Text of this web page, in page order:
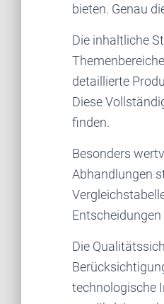
bieten. Genau
Die inhaltliche
detaillierte
Diese
finden.
Besonders
Abhandlungen
Die
technologische